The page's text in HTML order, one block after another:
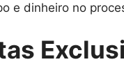
e dinheiro no